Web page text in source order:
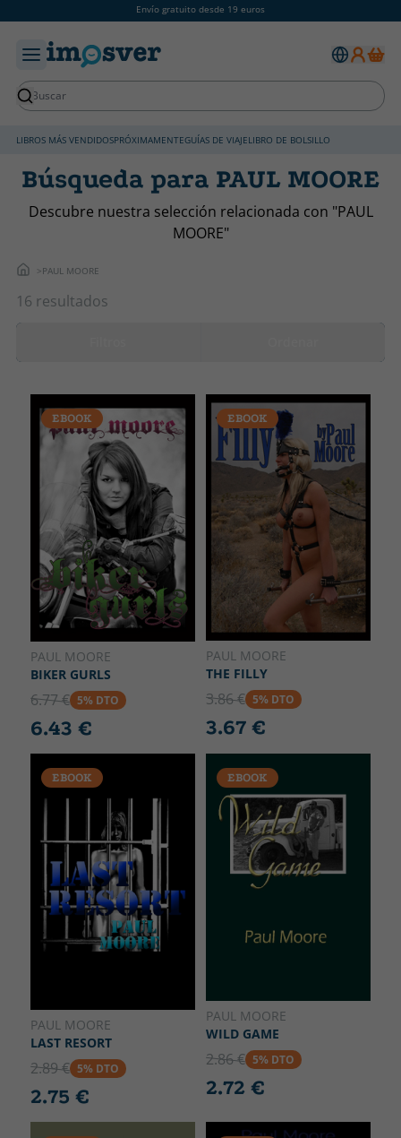
Envío gratuito desde 19 euros
LIBROS MÁS VENDIDOSPRÓXIMAMENTEGUÍAS DE VIAJELIBRO DE BOLSILLO
Búsqueda para PAUL MOORE
Descubre nuestra selección relacionada con "PAUL
MOORE"
PAUL MOORE
16 resultados
EBOOK
PAUL MOORE
BIKER GURLS
6.77 € 5% DTO
6.43 €
EBOOK
PAUL MOORE
THE FILLY
3.86 € 5% DTO
3.67 €
EBOOK
PAUL MOORE
LAST RESORT
2.89 € 5% DTO
2.75 €
EBOOK
PAUL MOORE
WILD GAME
2.86 € 5% DTO
2.72 €